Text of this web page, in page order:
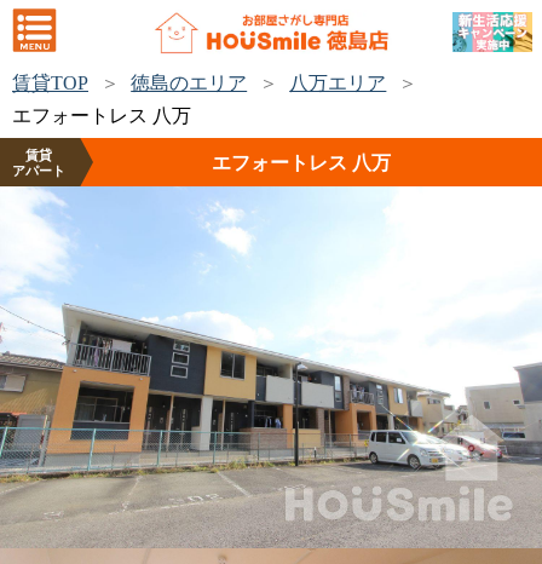
賃貸TOP 徳島のエリア
八万エリア
エフォートレス 八万
賃貸
アパート
エフォートレス 八万